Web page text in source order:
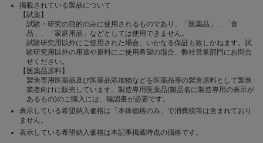
掲載されている製品について
【試薬】
試験・研究の目的のみに使用されるものであり、「医薬品」、「食
品」、「家庭用品」などとしては使用できません。
試験研究用以外にご使用された場合、いかなる保証も致しかねます。試
験研究用以外の用途や原料にご使用希望の場合、弊社営業部門にお問合
せください。
【医薬品原料】
製造専用医薬品及び医薬品添加物などを医薬品等の製造原料として製造
業者向けに販売しています。製造専用医薬品(製品名に製造専用の表示が
あるもの)のご購入には、確認書が必要です。
表示している希望納入価格は「本体価格のみ」で消費税等は含まれており
ません。
表示している希望納入価格は本記事掲載時点の価格です。